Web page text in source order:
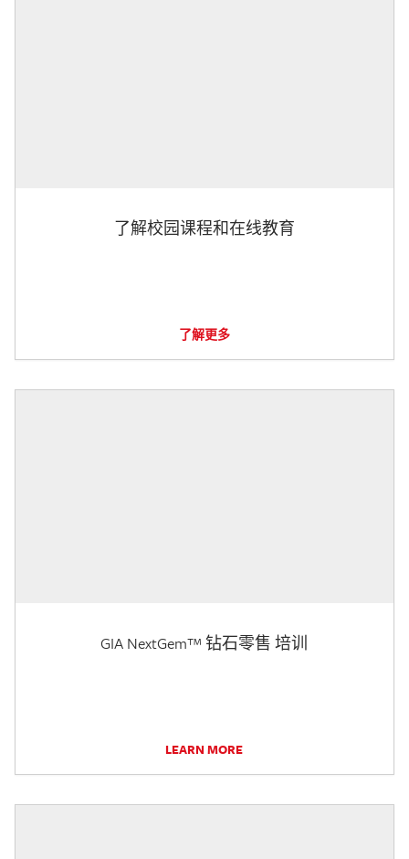
了解校园课程和在线教育
了解更多
GIA NextGem™ 钻石零售 培训
LEARN MORE